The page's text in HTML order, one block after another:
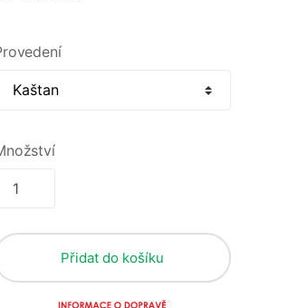
Přidat do košíku